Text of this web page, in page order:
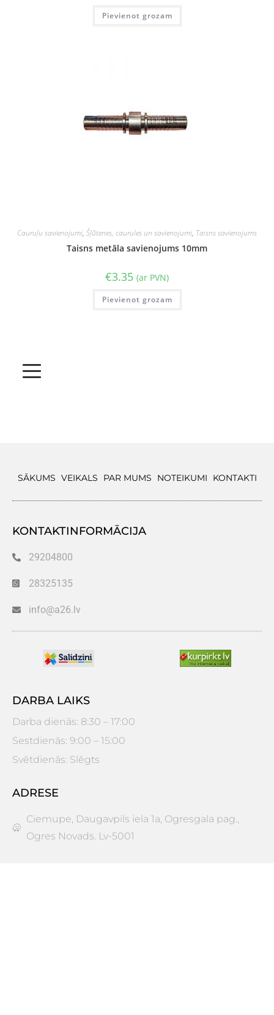
Pievienot grozam
Cauruļu savienojumi, Šļūtenes, caurules un savienojumi, Taisns savienojums
Taisns metāla savienojums 10mm
€3.35 (ar PVN)
Pievienot grozam
SĀKUMS VEIKALS PAR MUMS NOTEIKUMI KONTAKTI
KONTAKTINFORMĀCIJA
29204800
28325135
info@a26.lv
DARBA LAIKS
Darba dienās: 8:30 – 17:00
Sestdienās: 9:00 – 15:00
Svētdienās: Slēgts
ADRESE
Ciemupe, Daugavpils iela 1a, Ogresgala pag.,
Ogres Novads. Lv-5001